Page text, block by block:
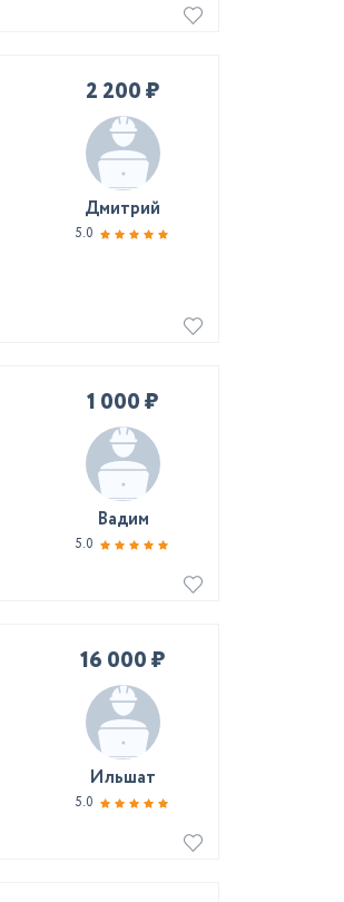
2 200 ₽
Дмитрий
5.0
1 000 ₽
Вадим
5.0
16 000 ₽
Ильшат
5.0